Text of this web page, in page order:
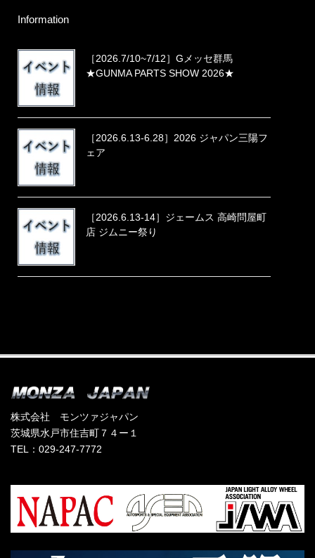
Information
［2026.7/10~7/12］Gメッセ群馬
★GUNMA PARTS SHOW 2026★
［2026.6.13-6.28］2026 ジャパン三陽フ
ェア
［2026.6.13-14］ジェームス 高崎問屋町
店 ジムニー祭り
株式会社 モンツァジャパン
茨城県水戸市住吉町７４ー１
TEL：029-247-7772